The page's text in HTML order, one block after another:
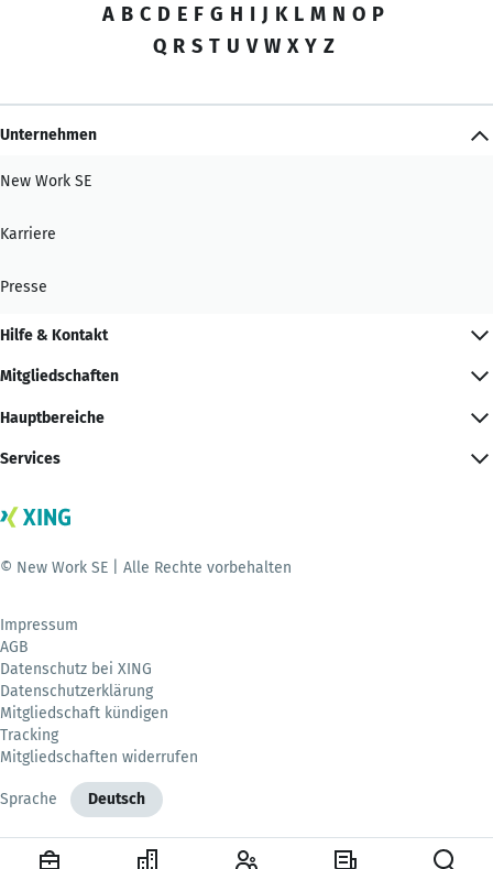
A B C D E F G H I J K L M N O P
Q R S T U V W X Y Z
Unternehmen
New Work SE
Karriere
Presse
Hilfe & Kontakt
Mitgliedschaften
Hauptbereiche
Services
© New Work SE | Alle Rechte vorbehalten
Impressum
AGB
Datenschutz bei XING
Datenschutzerklärung
Mitgliedschaft kündigen
Tracking
Mitgliedschaften widerrufen
Sprache Deutsch